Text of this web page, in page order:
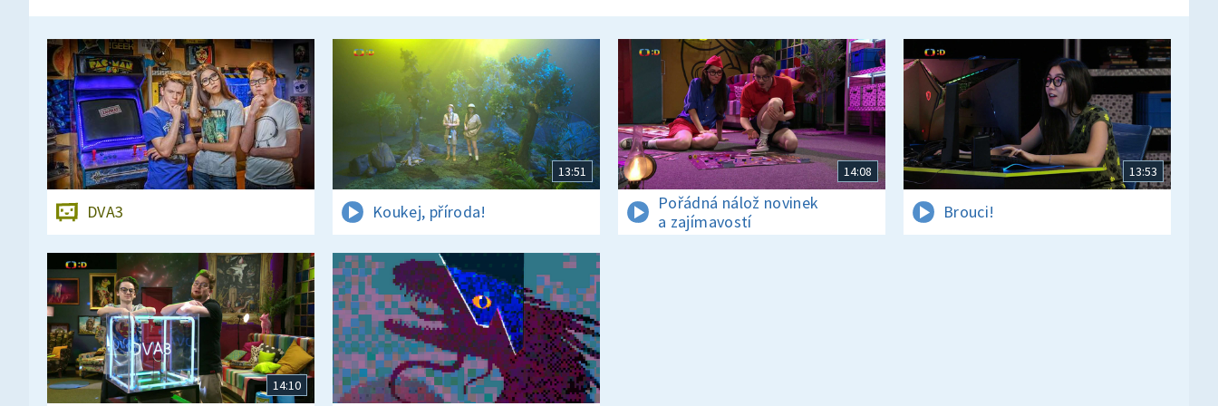
DVA3
13:51
Koukej, příroda!
14:08
Pořádná nálož novinek
a zajímavostí
13:53
Brouci!
14:10